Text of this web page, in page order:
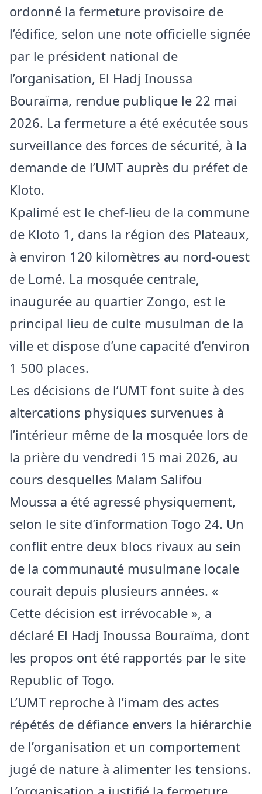
ordonné la fermeture provisoire de
l’édifice, selon une note officielle signée
par le président national de
l’organisation, El Hadj Inoussa
Bouraïma, rendue publique le 22 mai
2026. La fermeture a été exécutée sous
surveillance des forces de sécurité, à la
demande de l’UMT auprès du préfet de
Kloto.
Kpalimé est le chef-lieu de la commune
de Kloto 1, dans la région des Plateaux,
à environ 120 kilomètres au nord-ouest
de Lomé. La mosquée centrale,
inaugurée au quartier Zongo, est le
principal lieu de culte musulman de la
ville et dispose d’une capacité d’environ
1 500 places.
Les décisions de l’UMT font suite à des
altercations physiques survenues à
l’intérieur même de la mosquée lors de
la prière du vendredi 15 mai 2026, au
cours desquelles Malam Salifou
Moussa a été agressé physiquement,
selon le site d’information Togo 24. Un
conflit entre deux blocs rivaux au sein
de la communauté musulmane locale
courait depuis plusieurs années. «
Cette décision est irrévocable », a
déclaré El Hadj Inoussa Bouraïma, dont
les propos ont été rapportés par le site
Republic of Togo.
L’UMT reproche à l’imam des actes
répétés de défiance envers la hiérarchie
de l’organisation et un comportement
jugé de nature à alimenter les tensions.